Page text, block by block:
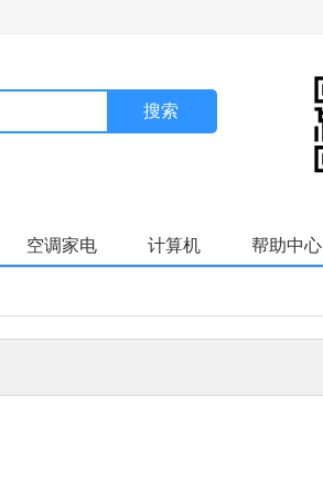
搜索
空调家电 计算机 帮助中心